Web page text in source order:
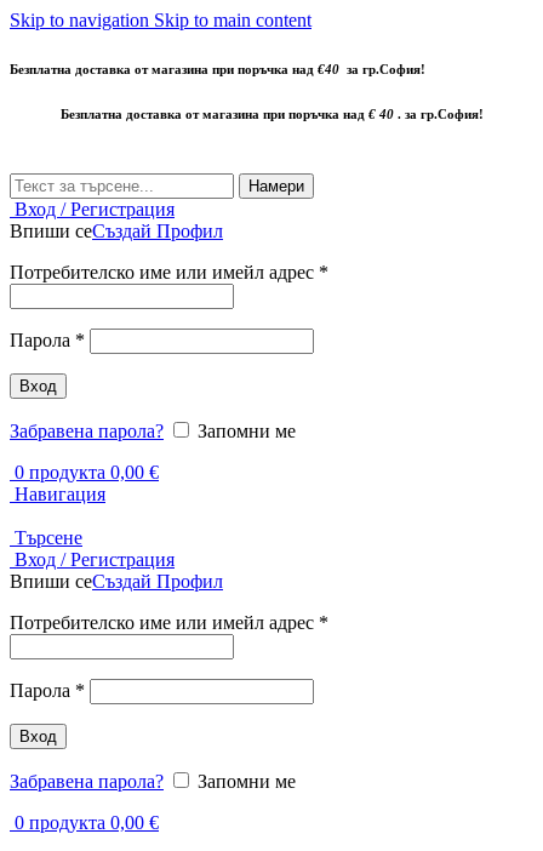
Skip to navigation Skip to main content
Безплатна доставка от магазина при поръчка над €40 за гр.София!
Безплатна доставка от магазина при поръчка над € 40 . за гр.София!
Намери
Вход / Регистрация
Впиши сеСъздай Профил
Потребителско име или имейл адрес *
Парола *
Вход
Забравена парола?
Запомни ме
0 продукта 0,00 €
Навигация
Търсене
Вход / Регистрация
Впиши сеСъздай Профил
Потребителско име или имейл адрес *
Парола *
Вход
Забравена парола?
Запомни ме
0 продукта 0,00 €